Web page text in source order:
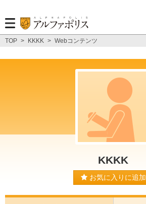
TOP > KKKK > Webコンテンツ
KKKK
お気に入りに追加